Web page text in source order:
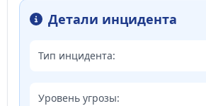
Детали инцидента
Тип инцидента:
Уровень угрозы: